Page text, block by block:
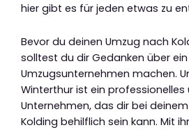
hier gibt es für jeden etwas zu
Bevor du deinen Umzug nach
solltest du dir Gedanken über ein
Umzugsunternehmen machen.
Winterthur ist ein professionelles
Unternehmen, das dir bei
Kolding behilflich sein kann. Mit